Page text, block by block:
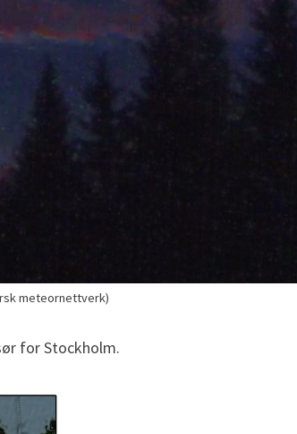
meteornettverk)
for Stockholm.